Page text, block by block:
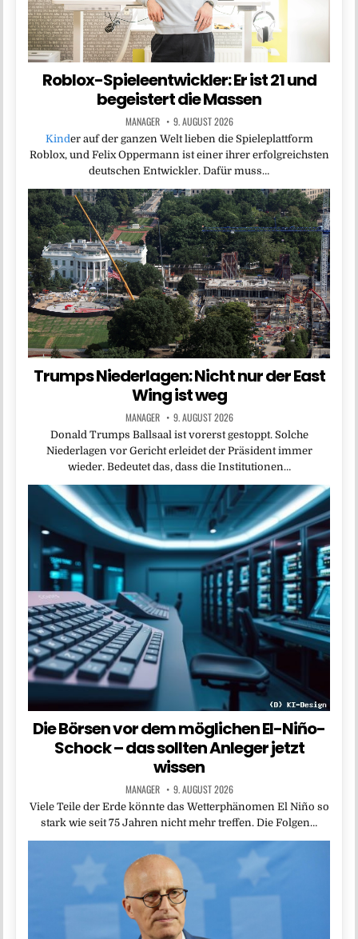
Roblox-Spieleentwickler: Er ist 21 und
begeistert die Massen
MANAGER 9. AUGUST 2026
Kinder auf der ganzen Welt lieben die Spieleplattform
Roblox, und Felix Oppermann ist einer ihrer erfolgreichsten
deutschen Entwickler. Dafür muss…
Trumps Niederlagen: Nicht nur der East
Wing ist weg
MANAGER 9. AUGUST 2026
Donald Trumps Ballsaal ist vorerst gestoppt. Solche
Niederlagen vor Gericht erleidet der Präsident immer
wieder. Bedeutet das, dass die Institutionen…
Die Börsen vor dem möglichen El-Niño-
Schock – das sollten Anleger jetzt
wissen
MANAGER 9. AUGUST 2026
Viele Teile der Erde könnte das Wetterphänomen El Niño so
stark wie seit 75 Jahren nicht mehr treffen. Die Folgen…